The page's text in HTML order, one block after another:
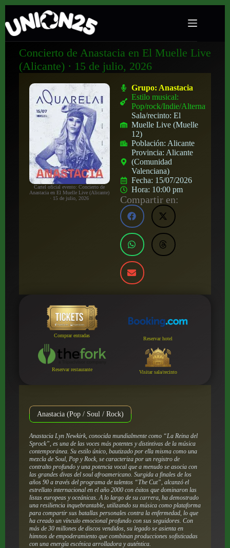
Concierto de Anastacia en El Muelle Live
(Alicante) · 15 de julio, 2026
Cartel oficial evento: Concierto de
Anastacia en El Muelle Live (Alicante)
· 15 de julio, 2026
Grupo: Anastacia
Estilo musical:
Pop/rock/Indie/Alternativo
Sala/recinto:El
Muelle Live (Muelle
12)
Población: Alicante
Provincia: Alicante
(Comunidad
Valenciana)
Fecha: 15/07/2026
Hora: 10:00 pm
Compartir en:
Comprar entradas
Reservar hotel
Reservar restaurante Visitar sala/recinto
Anastacia (Pop / Soul / Rock)
Anastacia Lyn Newkirk, conocida mundialmente como “La Reina del
Sprock”, es una de las voces más potentes y distintivas de la música
contemporánea. Su estilo único, bautizado por ella misma como una
mezcla de Soul, Pop y Rock, se caracteriza por un registro de
contralto profundo y una potencia vocal que a menudo se asocia con
las grandes divas del soul afroamericano. Surgida a finales de los
años 90 a través del programa de talentos “The Cut”, alcanzó el
estrellato internacional en el año 2000 con éxitos que dominaron las
listas europeas y oceánicas. A lo largo de su carrera, ha demostrado
una resiliencia inquebrantable, utilizando su música como plataforma
para compartir sus batallas personales contra la enfermedad, lo que
ha creado un vínculo emocional profundo con sus seguidores. Con
más de 30 millones de discos vendidos, su legado se asienta en
himnos de empoderamiento que combinan producciones sofisticadas
con una energía escénica arrolladora y auténtica.